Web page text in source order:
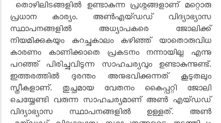
തൊഴിലിടങ്ങളില്‍ ഉണ്ടാകുന്ന പ്രശ്നങ്ങളാണ് മറ്റൊരു
പ്രധാന കാര്യം. അണ്‍എയ്ഡഡ് വിദ്യാഭ്യാസ
സ്ഥാപനങ്ങളില്‍ അധ്യാപകരെ ജോലിക്ക്
നിയമിക്കുകയും കുറച്ചുകാലം കഴിഞ്ഞ് യാതൊരുവിധ
കാരണം കാണിക്കാതെ പ്രകടനം നന്നായില്ല എന്നു
പറഞ്ഞ് പിരിച്ചുവിടുന്ന സാഹചര്യവും ഉണ്ടാകുന്നുണ്ട്.
ഇത്തരത്തില്‍ ദുരന്തം അനുഭവിക്കുന്നത് കൂടുതലും
സ്ത്രീകളാണ്. തുച്ഛമായ വേതനം കൈപ്പറ്റി ജോലി
ചെയ്യേണ്ടി വരുന്ന സാഹചര്യമാണ് അണ്‍ എയ്ഡഡ്
വിദ്യാഭ്യാസ സ്ഥാപനങ്ങളില്‍ ഉള്ളത്. അണ്‍